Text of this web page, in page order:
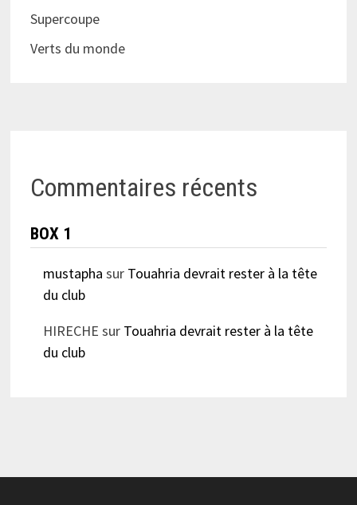
Supercoupe
Verts du monde
Commentaires récents
BOX 1
mustapha sur Touahria devrait rester à la tête
du club
HIRECHE sur Touahria devrait rester à la tête
du club